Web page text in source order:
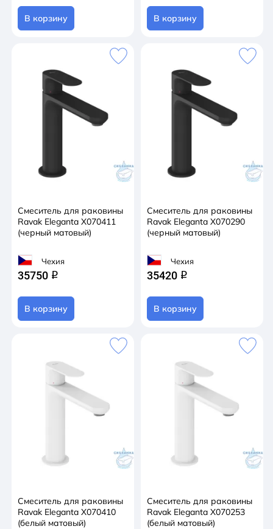
В корзину В корзину
Смеситель для раковины
Ravak Eleganta X070411
(черный матовый)
Чехия
35750 q
В корзину
Смеситель для раковины
Ravak Eleganta X070290
(черный матовый)
Чехия
35420 q
В корзину
Смеситель для раковины
Ravak Eleganta X070410
(белый матовый)
Смеситель для раковины
Ravak Eleganta X070253
(белый матовый)